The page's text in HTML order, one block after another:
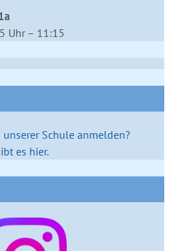
Uhr – 11:15
Schule anmelden?
es hier.